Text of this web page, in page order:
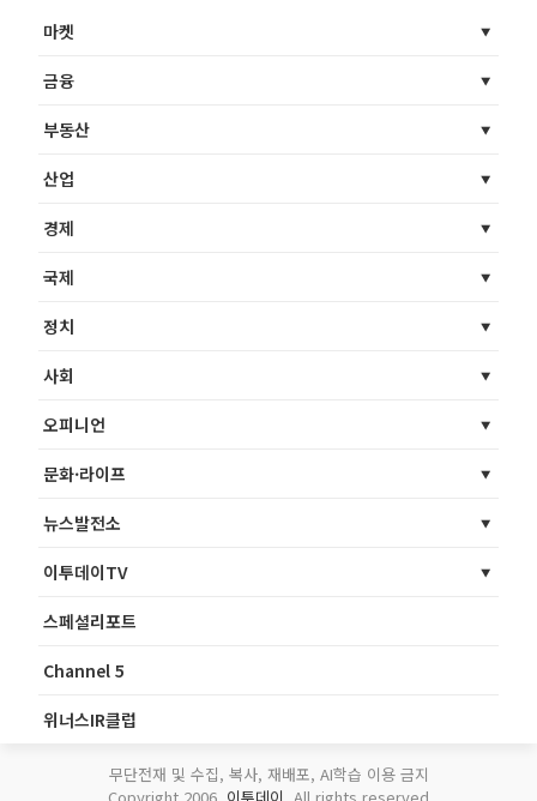
마켓
금융
부동산
산업
경제
국제
정치
사회
오피니언
문화·라이프
뉴스발전소
이투데이TV
스페셜리포트
Channel 5
위너스IR클럽
무단전재 및 수집, 복사, 재배포, AI학습 이용 금지